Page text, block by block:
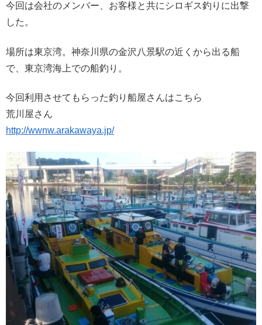
今回は会社のメンバー、お客様と共にシロギス釣りに出撃
した。
場所は東京湾。神奈川県の金沢八景駅の近くから出る船
で、東京湾海上での船釣り。
今回利用させてもらった釣り船屋さんはこちら
荒川屋さん
http://wwnw.arakawaya.jp/